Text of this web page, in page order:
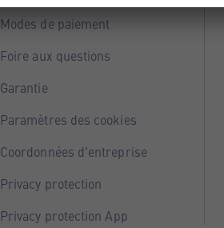
Modes de paiement
Foire aux questions
Garantie
Paramètres des cookies
Coordonnées d'entreprise
Privacy protection
Privacy protection App